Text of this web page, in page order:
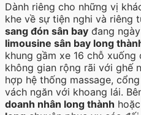
Dành riêng cho những vị
khe về sự tiện nghi và riêng
sang đón sân bay đang
limousine sân bay long
khung gầm xe 16 chỗ
không gian rộng rãi với ghế
hợp hệ thống massage,
vách ngăn với khoang lái.
doanh nhân long thành hoặc